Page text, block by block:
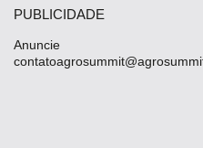
PUBLICIDADE
Anuncie